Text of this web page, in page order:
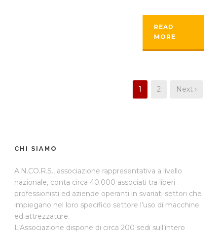
READ
MORE
1 2 Next ›
CHI SIAMO
A.N.CO.R.S., associazione rappresentativa a livello
nazionale, conta circa 40.000 associati tra liberi
professionisti ed aziende operanti in svariati settori che
impiegano nel loro specifico settore l’uso di macchine
ed attrezzature.
L’Associazione dispone di circa 200 sedi sull’intero